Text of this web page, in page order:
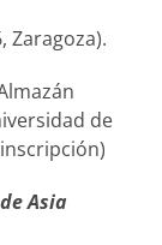
Zaragoza).
de
Asia